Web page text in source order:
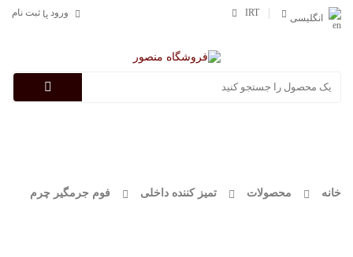
انگلیسی
IRT ورود یا ثبت نام
خانه محصولات تمیز کننده داخلی فوم جرمگیر چرم